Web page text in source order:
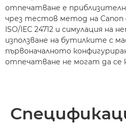
отпечатване е
чрез тестов метод на
ISO/IEC 24712 и симулация на
използване на бутилките с
първоначалното
отпечатване не могат да се